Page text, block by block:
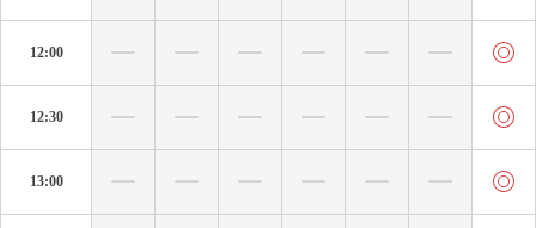
12:00
12:30
13:00